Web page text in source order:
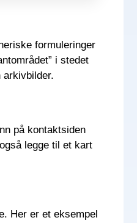
formuleringer
i stedet
arkivbilder.
på kontaktsiden
legge til et kart
Her er et eksempel